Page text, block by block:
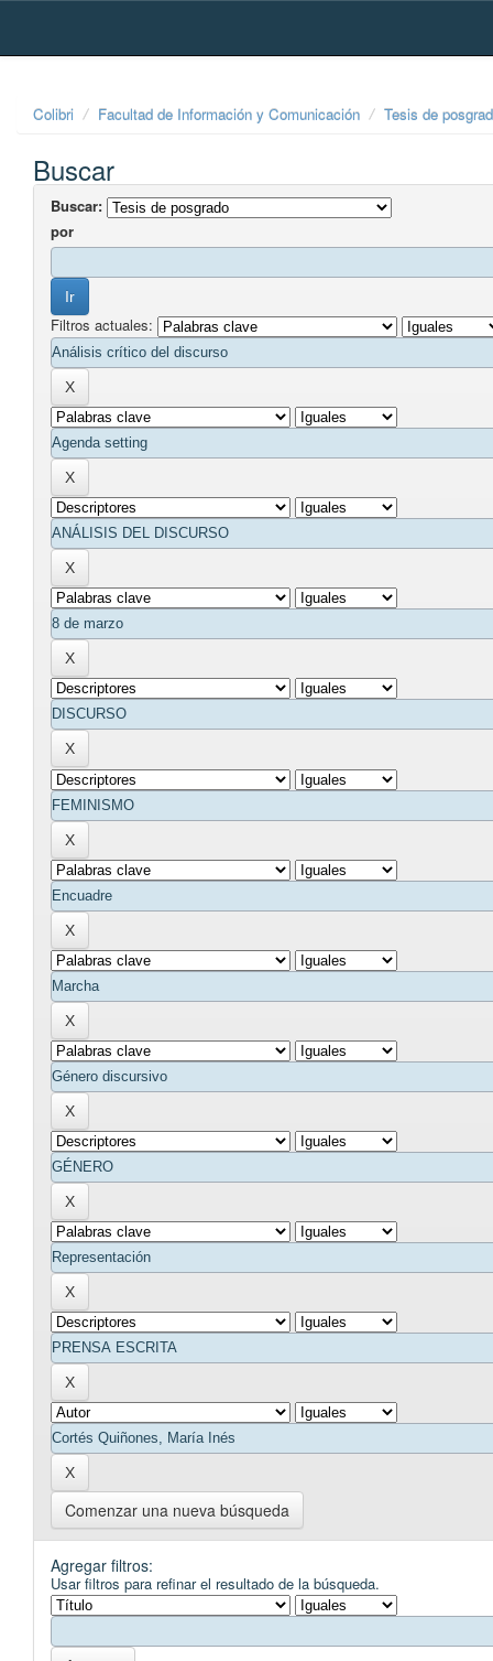
Skip
Colibri Facultad de Información y Comunicación Tesis de
Buscar
Buscar:
por
Filtros actuales:
Comenzar una nueva búsqueda
Agregar filtros:
Usar filtros para refinar el resultado de la búsqueda.